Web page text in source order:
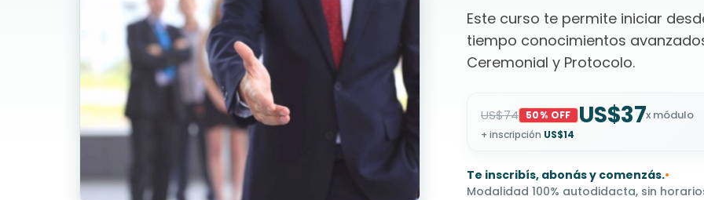
Este curso te permite iniciar
tiempo conocimientos
Ceremonial y Protocolo.
US$74 50% OFF US$37x módulo
+ inscripción US$14
Te inscribís, abonás y comenzás.•
Modalidad 100% autodidacta, sin